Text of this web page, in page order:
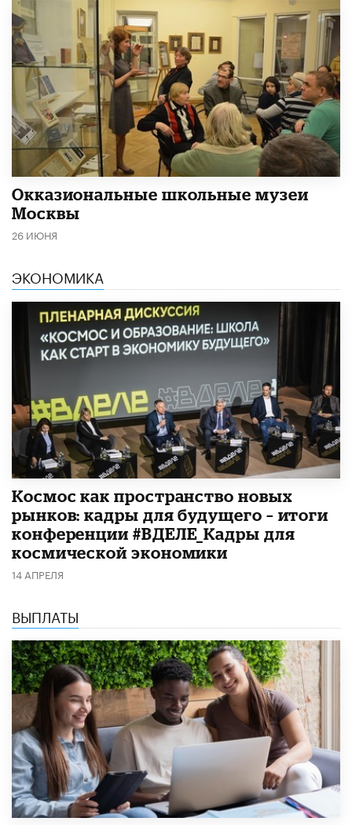
​Окказиональные школьные музеи
Москвы
26 ИЮНЯ
ЭКОНОМИКА
Космос как пространство новых
рынков: кадры для будущего – итоги
конференции #ВДЕЛЕ_Кадры для
космической экономики
14 АПРЕЛЯ
ВЫПЛАТЫ